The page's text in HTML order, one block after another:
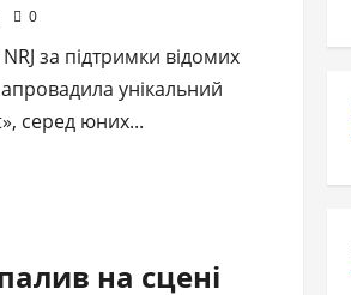
0
за підтримки відомих
унікальний
серед юних...
на сцені